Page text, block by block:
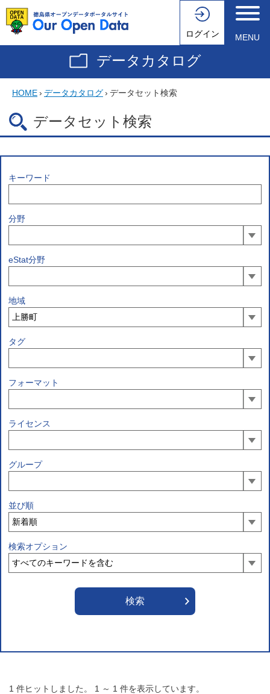
ログイン MENU
データカタログ
HOME› データカタログ› データセット検索
データセット検索
キーワード
分野
eStat分野
地域
タグ
フォーマット
ライセンス
グループ
並び順
検索オプション
1 件ヒットしました。 1 ～ 1 件を表示しています。